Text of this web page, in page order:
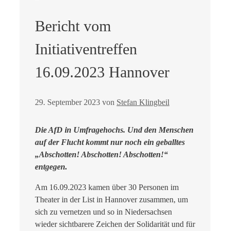
Bericht vom
Initiativentreffen
16.09.2023 Hannover
29. September 2023 von Stefan Klingbeil
Die AfD in Umfragehochs. Und den Menschen
auf der Flucht kommt nur noch ein geballtes
„Abschotten! Abschotten! Abschotten!“
entgegen.
Am 16.09.2023 kamen über 30 Personen im
Theater in der List in Hannover zusammen, um
sich zu vernetzen und so in Niedersachsen
wieder sichtbarere Zeichen der Solidarität und für